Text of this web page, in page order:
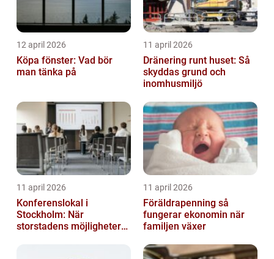
12 april 2026
Köpa fönster: Vad bör
man tänka på
11 april 2026
Dränering runt huset: Så
skyddas grund och
inomhusmiljö
11 april 2026
Konferenslokal i
Stockholm: När
storstadens möjligheter
11 april 2026
Föräldrapenning så
fungerar ekonomin när
familjen växer